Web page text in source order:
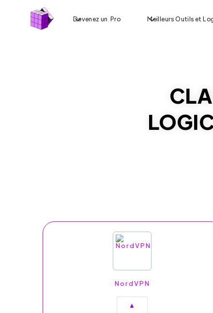
Devenez un Pro Meilleurs Outils et
NordVPN
▲